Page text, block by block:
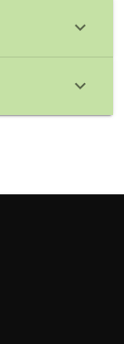
keyboard_arrow_down
keyboard_arrow_down